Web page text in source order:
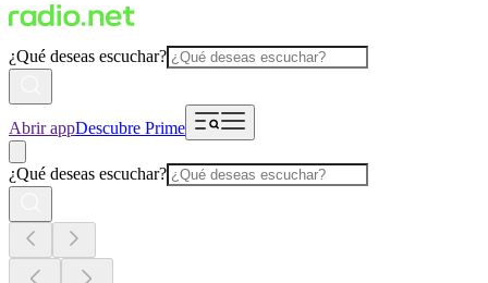
¿Qué deseas escuchar?
Abrir appDescubre Prime
¿Qué deseas escuchar?